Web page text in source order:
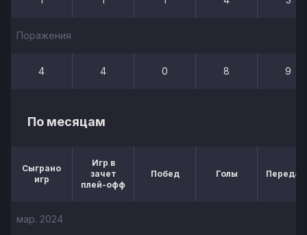
Поражения
4 4 0 8 9
По месяцам
Сыграно
игр
Игр в
зачет
плей-офф
Побед Голы
мар. 2024